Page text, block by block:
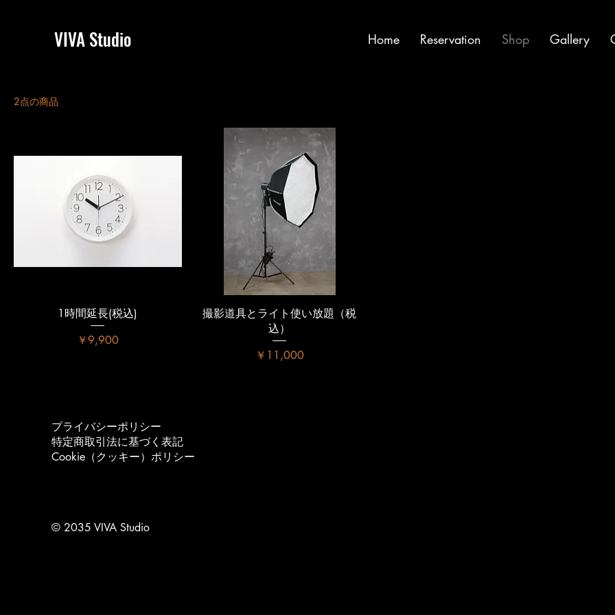
VIVA Studio Home Reservation Shop Gallery
2点の商品
1時間延長(税込)
価格
￥9,900
撮影道具とライト使い放題（税
込）
価格
￥11,000
プライバシーポリシー
特定商取引法に基づく表記
Cookie（クッキー）ポリシー
© 2035 ​VIVA Studio